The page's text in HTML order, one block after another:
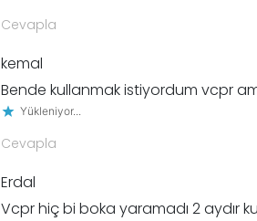
Cevapla
kemal
Bende kullanmak istiyordum vcpr
Yükleniyor...
Cevapla
Erdal
Vcpr hiç bi boka yaramadı 2 aydır